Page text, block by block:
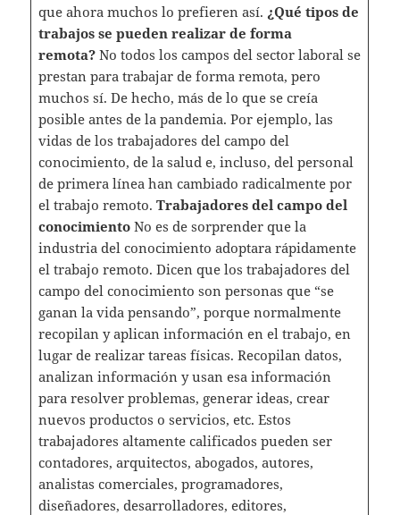
que ahora muchos lo prefieren así. ¿Qué tipos de
trabajos se pueden realizar de forma
remota?No todos los campos del sector laboral se
prestan para trabajar de forma remota, pero
muchos sí. De hecho, más de lo que se creía
posible antes de la pandemia. Por ejemplo, las
vidas de los trabajadores del campo del
conocimiento, de la salud e, incluso, del personal
de primera línea han cambiado radicalmente por
el trabajo remoto. Trabajadores del campo del
conocimientoNo es de sorprender que la
industria del conocimiento adoptara rápidamente
el trabajo remoto. Dicen que los trabajadores del
campo del conocimiento son personas que “se
ganan la vida pensando”, porque normalmente
recopilan y aplican información en el trabajo, en
lugar de realizar tareas físicas. Recopilan datos,
analizan información y usan esa información
para resolver problemas, generar ideas, crear
nuevos productos o servicios, etc. Estos
trabajadores altamente calificados pueden ser
contadores, arquitectos, abogados, autores,
analistas comerciales, programadores,
diseñadores, desarrolladores, editores,